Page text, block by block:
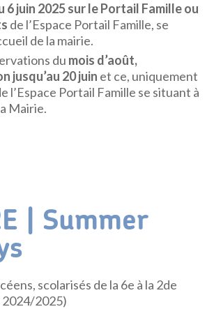
6 juin 2025 sur le Portail Famille ou
de l’Espace Portail Famille, se
de la mairie.
du mois d’août,
jusqu’au 20 juin et ce, uniquement
l’Espace Portail Famille se situant à
Mairie.
| Summer
scolarisés de la 6e à la 2de
2024/2025)